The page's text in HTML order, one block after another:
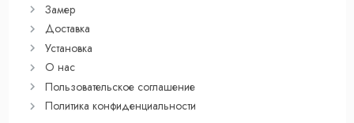
Замер
Доставка
Установка
О нас
Пользовательское соглашение
Политика конфиденциальности